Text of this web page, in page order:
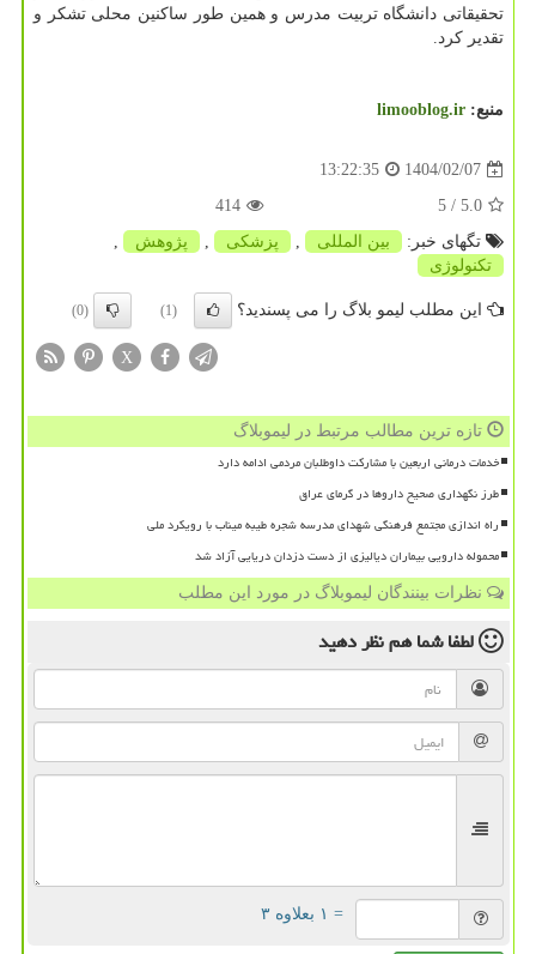
تحقیقاتی دانشگاه تربیت مدرس و همین طور ساکنین محلی تشکر و
تقدیر کرد.
منبع: limooblog.ir
1404/02/07
13:22:35
5.0
/ 5
414
تگهای خبر:
بین المللی , پزشكی , پژوهش
,
تكنولوژی
این مطلب لیمو بلاگ را می پسندید؟ (1)
(0)
X
تازه ترین مطالب مرتبط در لیموبلاگ
خدمات درمانی اربعین با مشارکت داوطلبان مردمی ادامه دارد
طرز نگهداری صحیح داروها در گرمای عراق
راه اندازی مجتمع فرهنگی شهدای مدرسه شجره طیبه میناب با رویکرد ملی
محموله دارویی بیماران دیالیزی از دست دزدان دریایی آزاد شد
نظرات بینندگان لیموبلاگ در مورد این مطلب
لطفا شما همنظر دهید
= ۱ بعلاوه ۳